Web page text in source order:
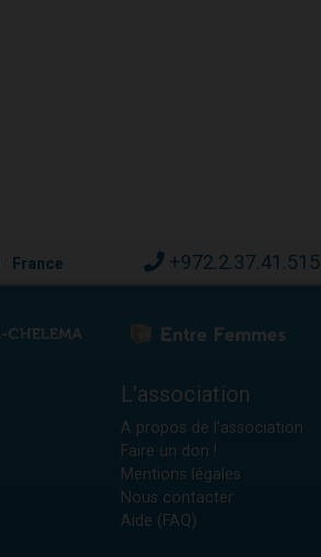
France +972.2.37.41.515
L'association
A propos de l'association
Faire un don !
Mentions légales
Nous contacter
Aide (FAQ)